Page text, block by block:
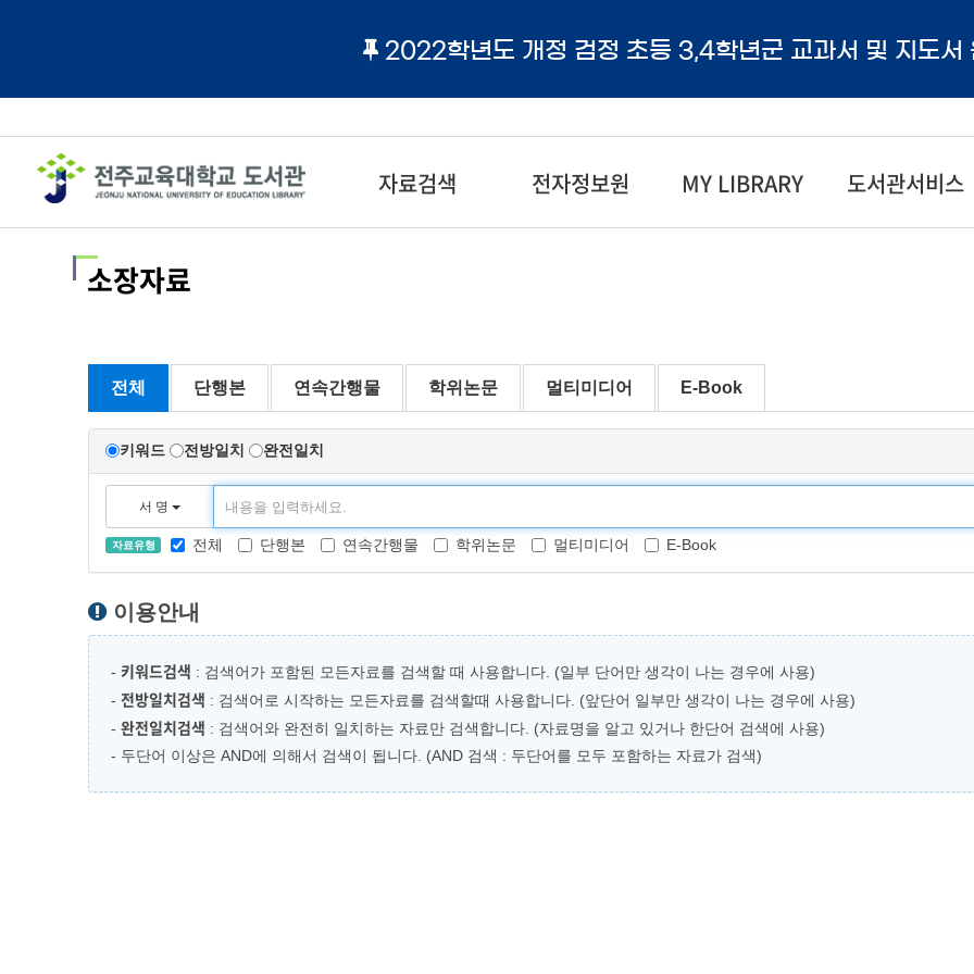
2022학년도 개정 검정 초등 3,4학년군 교과서 및 지도서
자료검색 전자정보원 MY LIBRARY 도서관서비스
소장자료
전체 단행본 연속간행물 학위논문 멀티미디어 E-Book
키워드 전방일치 완전일치
서 명
자료유형 전체 단행본 연속간행물 학위논문 멀티미디어 E-Book
이용안내
- 키워드검색 : 검색어가 포함된 모든자료를 검색할 때 사용합니다. (일부 단어만 생각이 나는 경우에 사용)
- 전방일치검색 : 검색어로 시작하는 모든자료를 검색할때 사용합니다. (앞단어 일부만 생각이 나는 경우에 사용)
- 완전일치검색 : 검색어와 완전히 일치하는 자료만 검색합니다. (자료명을 알고 있거나 한단어 검색에 사용)
- 두단어 이상은 AND에 의해서 검색이 됩니다. (AND 검색 : 두단어를 모두 포함하는 자료가 검색)